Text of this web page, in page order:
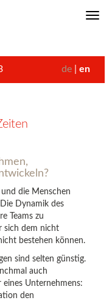
de en
die Menschen
Dynamik des
Teams zu
sich dem nicht
bestehen können.
sind selten günstig.
auch
Unternehmens:
den